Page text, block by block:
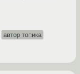
автор топика